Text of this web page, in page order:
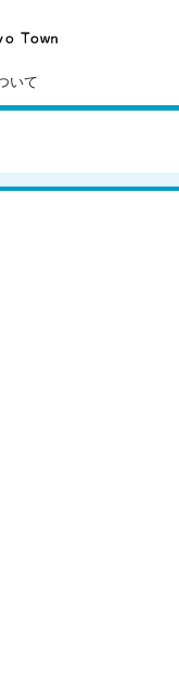
いて